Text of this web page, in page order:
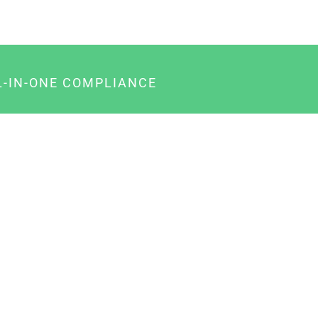
IN-ONE COMPLIANCE